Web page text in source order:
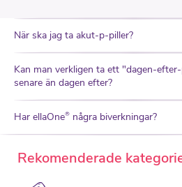
När ska jag ta akut-p-piller?
Kan man verkligen ta ett "dagen-
senare än dagen efter?
Har ellaOne® några biverkningar?
Rekomenderade